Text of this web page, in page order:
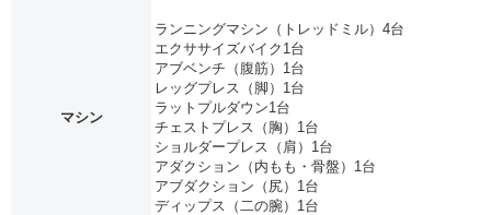
マシン
ランニングマシン（トレッドミル）4台
エクササイズバイク1台
アブベンチ（腹筋）1台
レッグプレス（脚）1台
ラットプルダウン1台
チェストプレス（胸）1台
ショルダープレス（肩）1台
アダクション（内もも・骨盤）1台
アブダクション（尻）1台
ディップス（二の腕）1台